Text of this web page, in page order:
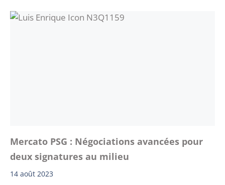
Mercato PSG : Négociations avancées pour
deux signatures au milieu
14 août 2023